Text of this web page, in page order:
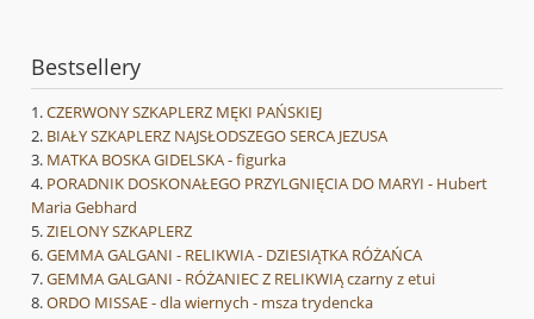
Bestsellery
CZERWONY SZKAPLERZ MĘKI PAŃSKIEJ
BIAŁY SZKAPLERZ NAJSŁODSZEGO SERCA JEZUSA
MATKA BOSKA GIDELSKA - figurka
PORADNIK DOSKONAŁEGO PRZYLGNIĘCIA DO MARYI - Hubert
Maria Gebhard
ZIELONY SZKAPLERZ
GEMMA GALGANI - RELIKWIA - DZIESIĄTKA RÓŻAŃCA
GEMMA GALGANI - RÓŻANIEC Z RELIKWIĄ czarny z etui
ORDO MISSAE - dla wiernych - msza trydencka